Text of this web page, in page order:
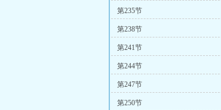
第235节
第238节
第241节
第244节
第247节
第250节